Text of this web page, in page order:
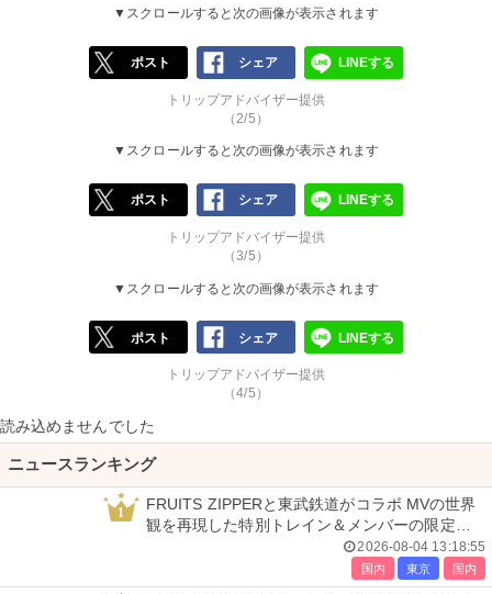
▼スクロールすると次の画像が表示されます
ポスト シェア LINEする
トリップアドバイザー提供
（2/5）
▼スクロールすると次の画像が表示されます
ポスト シェア LINEする
トリップアドバイザー提供
（3/5）
▼スクロールすると次の画像が表示されます
ポスト シェア LINEする
トリップアドバイザー提供
（4/5）
読み込めませんでした
ニュースランキング
1
FRUITS ZIPPERと東武鉄道がコラボ MVの世界
観を再現した特別トレイン＆メンバーの限定ア
2026-08-04 13:18:55
国内 東京 国内